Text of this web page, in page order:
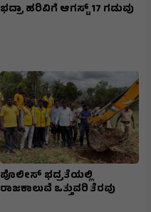
ಭದ್ರಾ ಹರಿವಿಗೆ ಆಗಸ್ಟ್ 17 ಗಡುವು
ಪೊಲೀಸ್ ಭದ್ರತೆಯಲ್ಲಿ
ರಾಜಕಾಲುವೆ ಒತ್ತುವರಿ ತೆರವು